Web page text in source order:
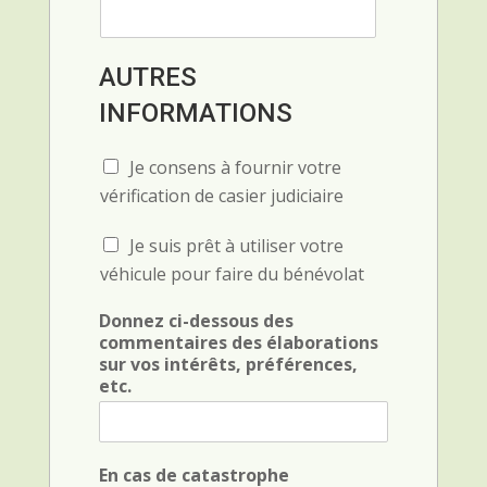
AUTRES
INFORMATIONS
C
e
k
b
x
F
i
e
l
(
c
Je consens à fournir votre
vérification de casier judiciaire
C
e
k
b
o
x
i
l
Je suis prêt à utiliser votre
véhicule pour faire du bénévolat
Donnez ci-dessous des
commentaires des élaborations
sur vos intérêts, préférences,
etc.
En cas de catastrophe